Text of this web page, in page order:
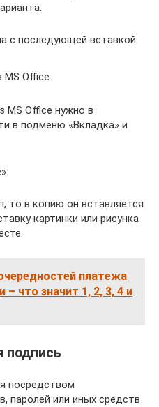
с последующей вставкой
Office.
Office нужно в
в подменю «Вкладка» и
то в копию он вставляется
картинки или рисунка
платежа
что значит 1, 2, 3, 4 и
подпись
посредством
паролей или иных средств